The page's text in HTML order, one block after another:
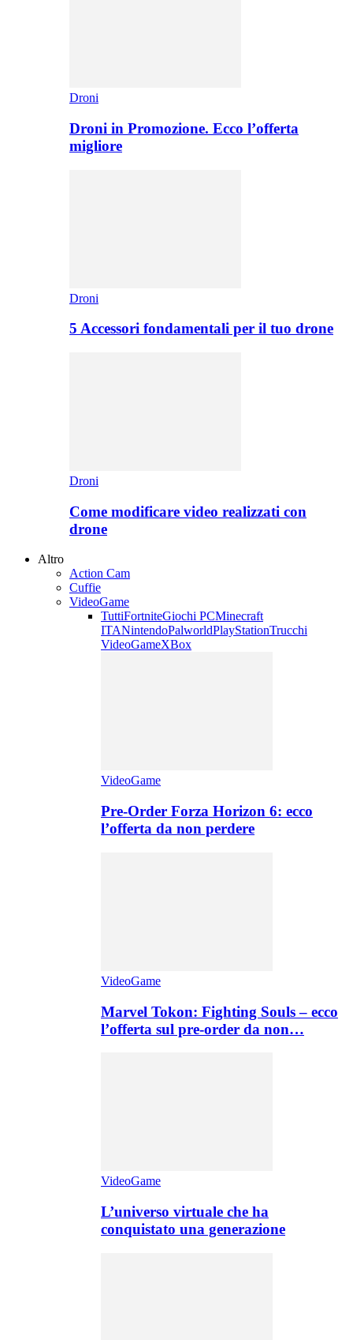
Droni
Droni in Promozione. Ecco l’offerta
migliore
Droni
5 Accessori fondamentali per il tuo drone
Droni
Come modificare video realizzati con
drone
Altro
Action Cam
Cuffie
VideoGame
TuttiFortniteGiochi PCMinecraft
ITANintendoPalworldPlayStationTrucchi
VideoGameXBox
VideoGame
Pre-Order Forza Horizon 6: ecco
l’offerta da non perdere
VideoGame
Marvel Tokon: Fighting Souls – ecco
l’offerta sul pre-order da non…
VideoGame
L’universo virtuale che ha
conquistato una generazione